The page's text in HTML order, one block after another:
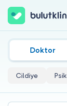
Hemen
Kayseri
Doktor
Cildiye